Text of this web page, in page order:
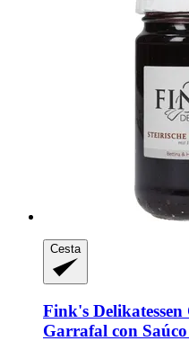
Cesta
Fink's Delikatessen
Garrafal con